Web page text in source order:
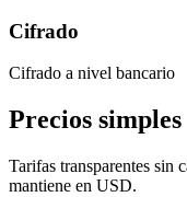
Cifrado
Cifrado a nivel bancario
Precios simples
Tarifas transparentes sin
mantiene en USD.